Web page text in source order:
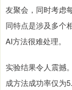
友聚会，同时考虑
同特点是涉及多个
AI方法很难处理。
实验结果令人震撼
成方法成功率仅为